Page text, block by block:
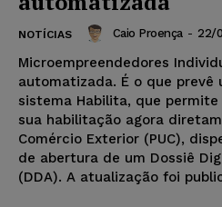
NOTÍCIAS Caio Proença - 22/
Microempreendedores
automatizada. É o que prevê
sistema Habilita, que permite
sua habilitação agora
Comércio Exterior (PUC),
de abertura de um Dossiê
(DDA). A atualização foi